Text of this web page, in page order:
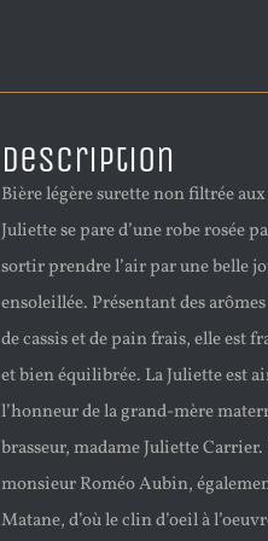
Description
Bière légère surette non filtrée aux
Juliette se pare d’une robe rosée
sortir prendre l’air par une belle
ensoleillée. Présentant des
de cassis et de pain frais, elle est
et bien équilibrée. La Juliette est
l’honneur de la grand-mère
brasseur, madame Juliette Carrier.
monsieur Roméo Aubin,
Matane, d’où le clin d’oeil à